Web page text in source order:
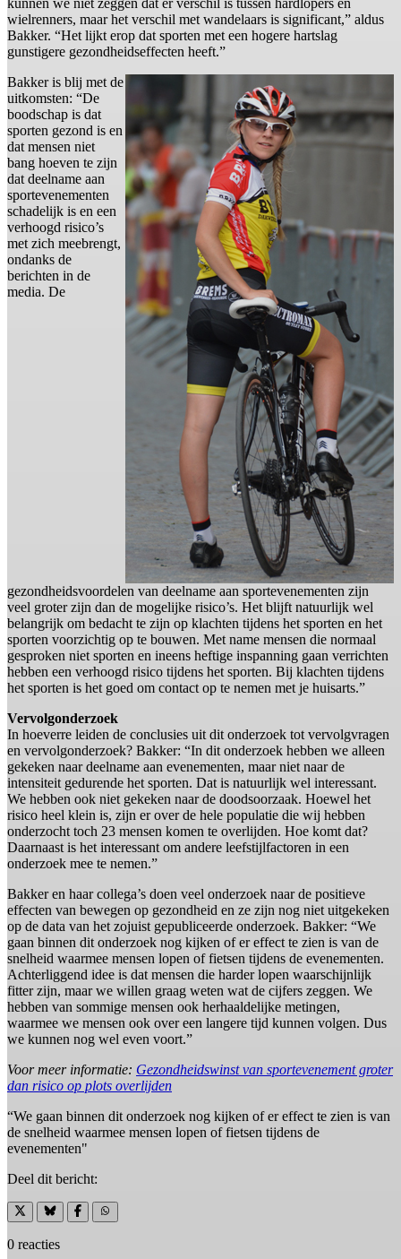
kunnen we niet zeggen dat er verschil is tussen hardlopers en
wielrenners, maar het verschil met wandelaars is significant,” aldus
Bakker. “Het lijkt erop dat sporten met een hogere hartslag
gunstigere gezondheidseffecten heeft.”
Bakker is blij met de
uitkomsten: “De
boodschap is dat
sporten gezond is en
dat mensen niet
bang hoeven te zijn
dat deelname aan
sportevenementen
schadelijk is en een
verhoogd risico’s
met zich meebrengt,
ondanks de
berichten in de
media. De
gezondheidsvoordelen van deelname aan sportevenementen zijn
veel groter zijn dan de mogelijke risico’s. Het blijft natuurlijk wel
belangrijk om bedacht te zijn op klachten tijdens het sporten en het
sporten voorzichtig op te bouwen. Met name mensen die normaal
gesproken niet sporten en ineens heftige inspanning gaan verrichten
hebben een verhoogd risico tijdens het sporten. Bij klachten tijdens
het sporten is het goed om contact op te nemen met je huisarts.”
Vervolgonderzoek
In hoeverre leiden de conclusies uit dit onderzoek tot vervolgvragen
en vervolgonderzoek? Bakker: “In dit onderzoek hebben we alleen
gekeken naar deelname aan evenementen, maar niet naar de
intensiteit gedurende het sporten. Dat is natuurlijk wel interessant.
We hebben ook niet gekeken naar de doodsoorzaak. Hoewel het
risico heel klein is, zijn er over de hele populatie die wij hebben
onderzocht toch 23 mensen komen te overlijden. Hoe komt dat?
Daarnaast is het interessant om andere leefstijlfactoren in een
onderzoek mee te nemen.”
Bakker en haar collega’s doen veel onderzoek naar de positieve
effecten van bewegen op gezondheid en ze zijn nog niet uitgekeken
op de data van het zojuist gepubliceerde onderzoek. Bakker: “We
gaan binnen dit onderzoek nog kijken of er effect te zien is van de
snelheid waarmee mensen lopen of fietsen tijdens de evenementen.
Achterliggend idee is dat mensen die harder lopen waarschijnlijk
fitter zijn, maar we willen graag weten wat de cijfers zeggen. We
hebben van sommige mensen ook herhaaldelijke metingen,
waarmee we mensen ook over een langere tijd kunnen volgen. Dus
we kunnen nog wel even voort.”
Voor meer informatie: Gezondheidswinst van sportevenement groter
dan risico op plots overlijden
“We gaan binnen dit onderzoek nog kijken of er effect te zien is van
de snelheid waarmee mensen lopen of fietsen tijdens de
evenementen"
Deel dit bericht:
0 reacties